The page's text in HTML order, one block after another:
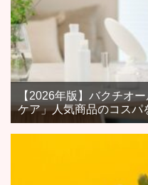
【2026年版】バクチオ
ケア」人気商品のコスパ